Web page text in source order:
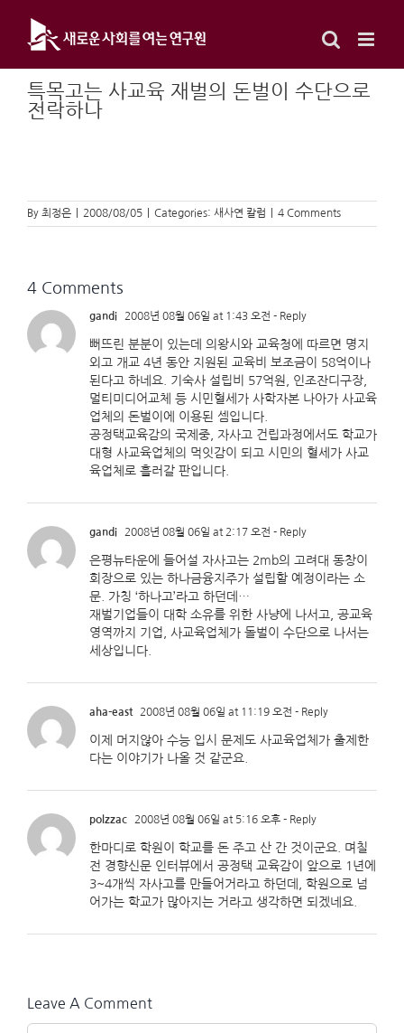
content
특목고는 사교육 재벌의 돈벌이 수단으로
전락하나
By 최정은 2008/08/05 Categories: 새사연 칼럼 4 Comments
4 Comments
gandi 2008년 08월 06일 at 1:43 오전 - Reply
뻐뜨린 분분이 있는데 의왕시와 교육청에 따르면 명지
외고 개교 4년 동안 지원된 교육비 보조금이 58억이나
된다고 하네요. 기숙사 설립비 57억원, 인조잔디구장,
멀티미디어교체 등 시민혈세가 사학자본 나아가 사교육
업체의 돈벌이에 이용된 셈입니다.
공정택교육감의 국제중, 자사고 건립과정에서도 학교가
대형 사교육업체의 먹잇감이 되고 시민의 혈세가 사교
육업체로 흘러갈 판입니다.
gandi 2008년 08월 06일 at 2:17 오전 - Reply
은평뉴타운에 들어설 자사고는 2mb의 고려대 동창이
회장으로 있는 하나금융지주가 설립할 예정이라는 소
문. 가칭 ‘하나고’라고 하던데…
재벌기업들이 대학 소유를 위한 사냥에 나서고, 공교육
영역까지 기업, 사교육업체가 돌벌이 수단으로 나서는
세상입니다.
aha-east 2008년 08월 06일 at 11:19 오전 - Reply
이제 머지않아 수능 입시 문제도 사교육업체가 출제한
다는 이야기가 나올 것 같군요.
polzzac 2008년 08월 06일 at 5:16 오후 - Reply
한마디로 학원이 학교를 돈 주고 산 간 것이군요. 며칠
전 경향신문 인터뷰에서 공정택 교육감이 앞으로 1년에
3~4개씩 자사고를 만들어거라고 하던데, 학원으로 넘
어가는 학교가 많아지는 거라고 생각하면 되겠네요.
Leave A Comment